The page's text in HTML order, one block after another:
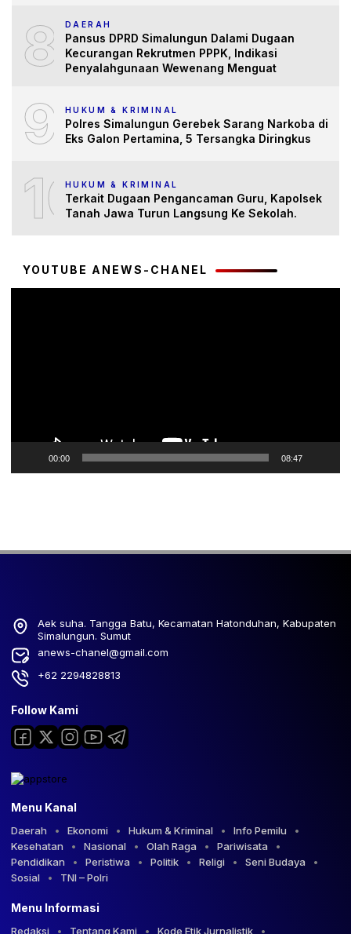
8 DAERAH
Pansus DPRD Simalungun Dalami Dugaan
Kecurangan Rekrutmen PPPK, Indikasi
Penyalahgunaan Wewenang Menguat
9 HUKUM & KRIMINAL
Polres Simalungun Gerebek Sarang Narkoba di
Eks Galon Pertamina, 5 Tersangka Diringkus
10HUKUM & KRIMINAL
Terkait Dugaan Pengancaman Guru, Kapolsek
Tanah Jawa Turun Langsung Ke Sekolah.
YOUTUBE ANEWS-CHANEL
00:00 08:47
Aek suha. Tangga Batu, Kecamatan Hatonduhan, Kabupaten
Simalungun. Sumut
anews-chanel@gmail.com
+62 2294828813
Follow Kami
Menu Kanal
Daerah Ekonomi Hukum & Kriminal
Info Pemilu
Kesehatan
Nasional Olah Raga
Pariwisata
Pendidikan
Peristiwa Politik Religi
Seni Budaya
Sosial
TNI – Polri
Menu Informasi
Redaksi Tentang Kami Kode Etik Jurnalistik